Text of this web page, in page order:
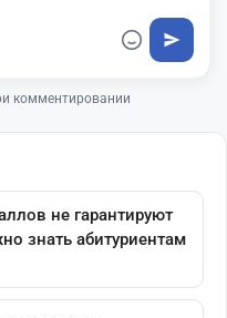
комментировании